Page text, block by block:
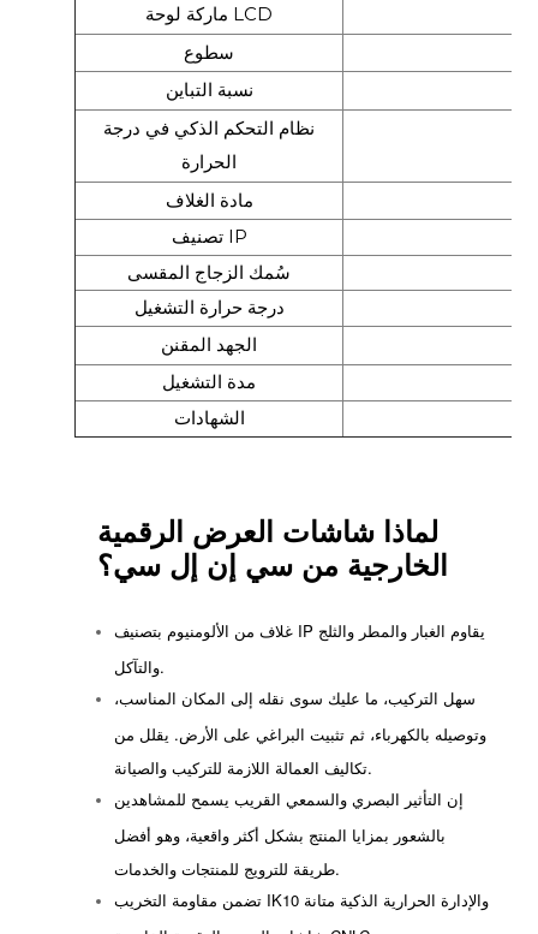
ماركة لوحة LCD
سطوع
نسبة التباين
نظام التحكم الذكي في درجة
الحرارة
مادة الغلاف
تصنيف IP
سُمك الزجاج المقسى
درجة حرارة التشغيل
الجهد المقنن
مدة التشغيل
الشهادات
لماذا شاشات العرض الرقمية
الخارجية من سي إن إل سي؟
غلاف من الألومنيوم بتصنيف IP يقاوم الغبار والمطر والثلج
سهل التركيب، ما عليك سوى نقله إلى المكان المناسب،
وتوصيله بالكهرباء، ثم تثبيت البراغي على الأرض. يقلل من
تكاليف العمالة اللازمة للتركيب والصيانة.
إن التأثير البصري والسمعي القريب يسمح للمشاهدين
بالشعور بمزايا المنتج بشكل أكثر واقعية، وهو أفضل
طريقة للترويج للمنتجات والخدمات.
تضمن مقاومة التخريب IK10 والإدارة الحرارية الذكية متانة